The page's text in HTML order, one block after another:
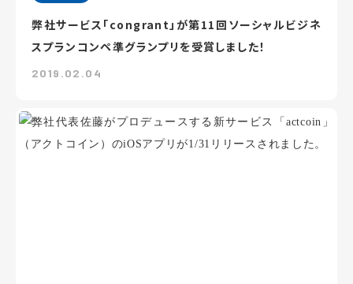
弊社サービス「congrant」が第11回ソーシャルビジネ
スプランコンペ準グランプリを受賞しました！
2019.02.04